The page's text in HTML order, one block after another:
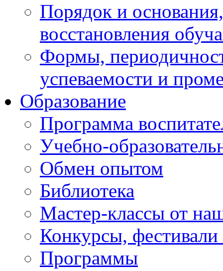
Порядок и
восстановления
Формы,
успеваемости и
Образование
Программа
Учебно-
Обмен опытом
Библиотека
Мастер-классы от
Конкурсы,
Программы